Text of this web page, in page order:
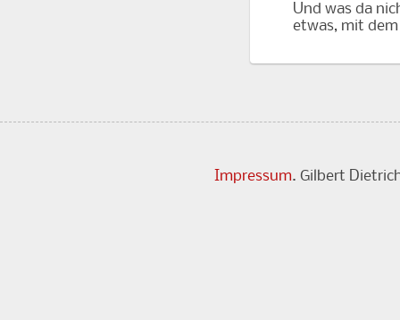
Und was da
etwas, mit
Impressum. Gilbert